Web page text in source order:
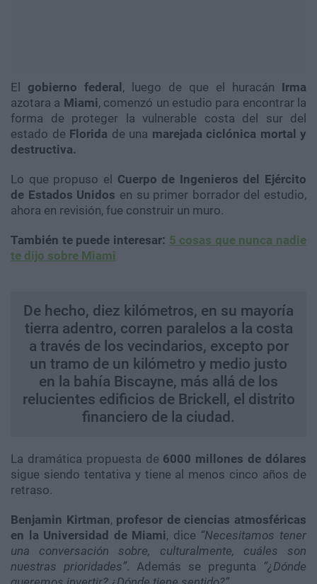
El gobierno federal , luego de que el huracán Irma
azotara a Miami, comenzó un estudio para encontrar la
forma de proteger la vulnerable costa del sur del
estado de Florida de una marejada ciclónica mortal y
destructiva.
Lo que propuso el Cuerpo de Ingenieros del Ejército
de Estados Unidos en su primer borrador del estudio,
ahora en revisión, fue construir un muro.
También te puede interesar: 5 cosas que nunca nadie
te dijo sobre Miami
De hecho, diez kilómetros, en su mayoría
tierra adentro, corren paralelos a la costa
a través de los vecindarios, excepto por
un tramo de un kilómetro y medio justo
en la bahía Biscayne, más allá de los
relucientes edificios de Brickell, el distrito
financiero de la ciudad.
La dramática propuesta de 6000 millones de dólares
sigue siendo tentativa y tiene al menos cinco años de
retraso.
Benjamin Kirtman, profesor de ciencias atmosféricas
en la Universidad de Miami, dice “Necesitamos tener
una conversación sobre, culturalmente, cuáles son
nuestras prioridades”. Además se pregunta “¿Dónde